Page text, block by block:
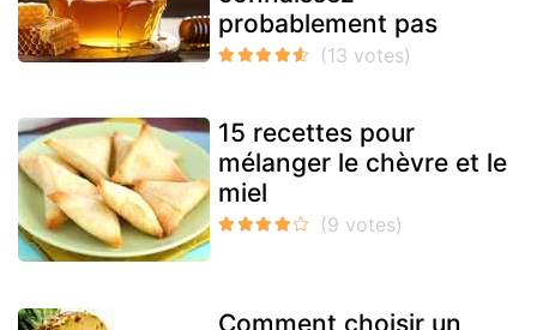
probablement pas
15 recettes pour
mélanger le chèvre et le
miel
Comment choisir un